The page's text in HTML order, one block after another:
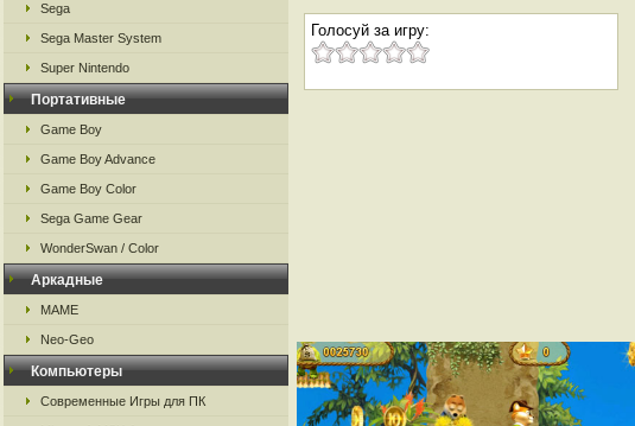
Sega
Sega Master System
Super Nintendo
Портативные
Game Boy
Game Boy Advance
Game Boy Color
Sega Game Gear
WonderSwan / Color
Аркадные
MAME
Neo-Geo
Компьютеры
Современные Игры для ПК
Голосуй за игру: